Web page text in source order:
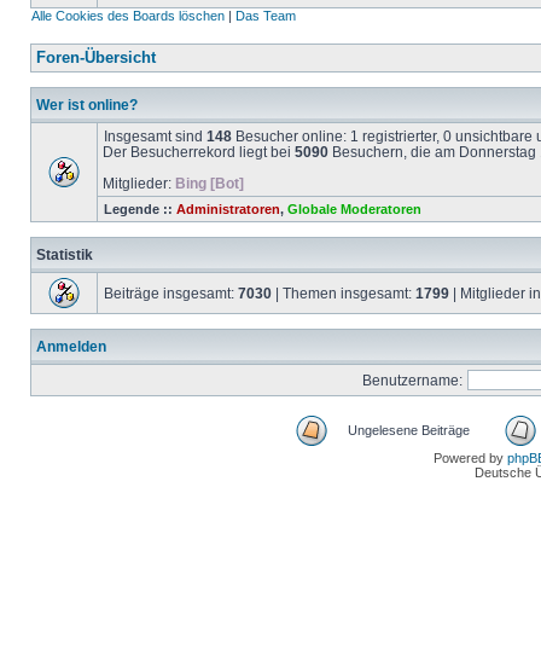
Alle Cookies des Boards löschen | Das Team
Foren-Übersicht
Wer ist online?
Insgesamt sind 148 Besucher online: 1 registrierter, 0
Der Besucherrekord liegt bei 5090 Besuchern, die am
Mitglieder: Bing [Bot]
Legende :: Administratoren, Globale Moderatoren
Statistik
Beiträge insgesamt: 7030 | Themen insgesamt: 1799 | Mitglieder
Anmelden
Benutzername:
Ungelesene Beiträge
Powered by
Deutsche